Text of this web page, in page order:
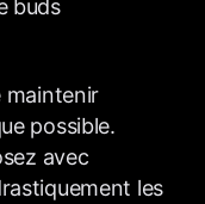
buds
maintenir
possible.
avec
les